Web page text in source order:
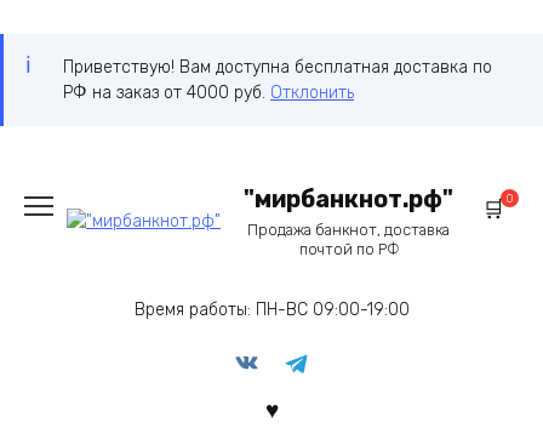
Приветствую! Вам доступна бесплатная доставка по
РФ на заказ от 4000 руб. Отклонить
содержанию
"мирбанкнот.рф"
Продажа банкнот, доставка
почтой по РФ
Время работы: ПН-ВС 09:00-19:00
0